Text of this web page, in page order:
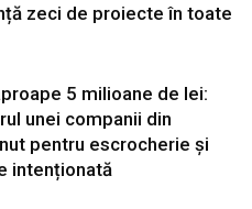
zeci de proiecte în toate
5 milioane de lei:
unei companii din
pentru escrocherie și
intenționată